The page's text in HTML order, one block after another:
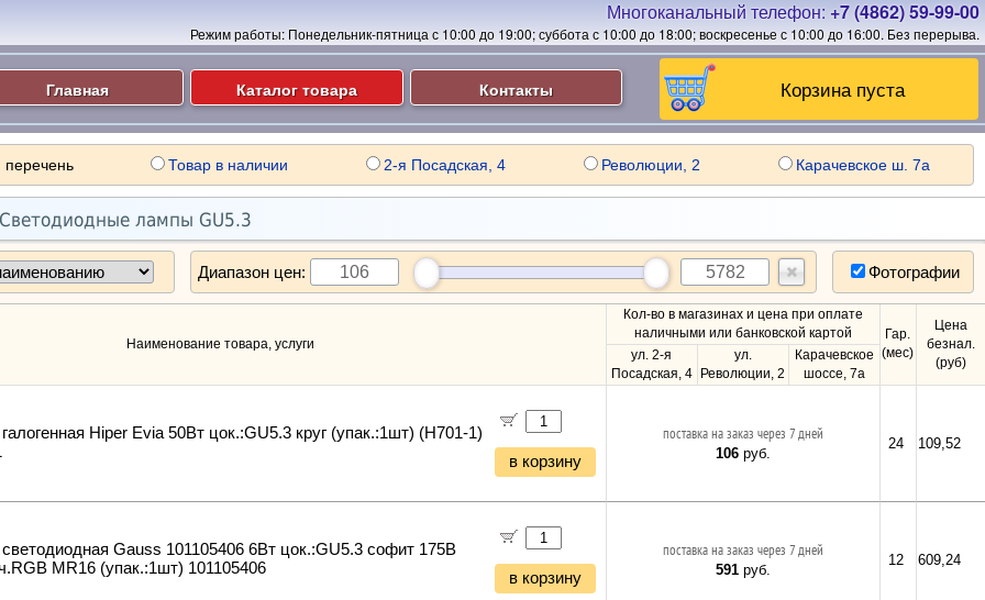
Многоканальный телефон: +7 (4862) 59-99-00
Режим работы: Понедельник-пятница с 10:00 до 19:00; суббота с 10:00 до 18:00; воскресенье с 10:00 до 16:00. Без перерыва.
Корзина пуста
Главная Каталог товара Контакты
Товар в наличии 2-я Посадская, 4 Революции, 2 Карачевское ш. 7а
Светодиодные лампы GU5.3
Диапазон цен: Фотографии
Наименование товара, услуги
Кол-во в магазинах и цена при оплате
наличными или банковской картой
Гар.
(мес)
Цена
безнал.
(руб)
ул. 2-я
Посадская, 4
ул.
Революции, 2
Карачевское
шоссе, 7а
Hiper Evia 50Вт цок.:GU5.3 круг (упак.:1шт) (H701-1)
в корзину
поставка на заказ через 7 дней
106руб.
24 109,52
Gauss 101105406 6Вт цок.:GU5.3 софит 175B
MR16 (упак.:1шт) 101105406
в корзину
поставка на заказ через 7 дней
591руб.
12 609,24